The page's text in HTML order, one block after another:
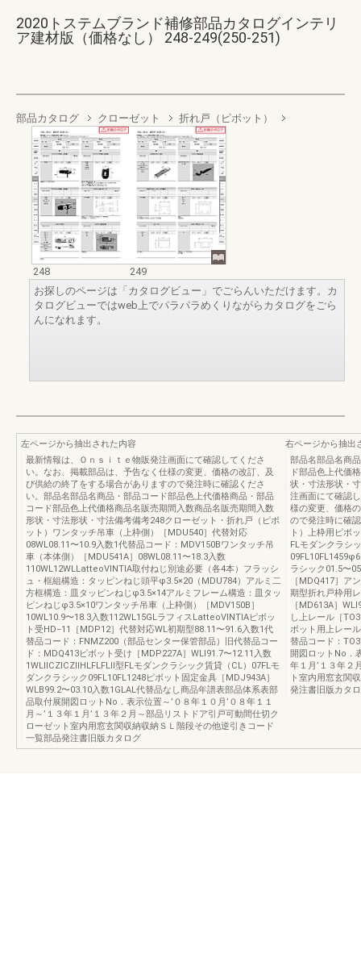
2020トステムブランド補修部品カタログインテリ
ア建材版（価格なし） 248-249(250-251)
部品カタログ クローゼット 折れ戸（ピボット）
248
249
お探しのページは「カタログビュー」でごらんいただけます。カ
タログビューではweb上でパラパラめくりながらカタログをごら
んになれます。
左ページから抽出された内容
最新情報は、Ｏｎｓｉｔｅ物販発注画面にて確認してくださ
い。なお、掲載部品は、予告なく仕様の変更、価格の改訂、及
び供給の終了をする場合がありますので発注時に確認くださ
い。部品名部品名商品・部品コード部品色上代価格商品・部品
コード部品色上代価格商品名販売期間入数商品名販売期間入数
形状・寸法形状・寸法備考備考248クローゼット・折れ戸（ピボ
ット）ワンタッチ吊車（上枠側）［MDU540］代替対応
08WL08.11〜10.9入数1代替品コード：MDV150Bワンタッチ吊
車（本体側）［MDU541A］08WL08.11〜18.3入数
110WL12WLLatteoVINTIA取付ねじ別途必要（各4本）フラッシ
ュ・框組構造：タッピンねじ頭平φ3.5×20（MDU784）アルミ二
方框構造：皿タッピンねじφ3.5×14アルミフレーム構造：皿タッ
ピンねじφ3.5×10ワンタッチ吊車（上枠側）［MDV150B］
10WL10.9〜18.3入数112WL15GLラフィスLatteoVINTIAピボッ
ト受HD−11［MDP12］代替対応WL初期型88.11〜91.6入数1代
替品コード：FNMZ200（部品センター保管部品）旧代替品コー
ド：MDQ413ピボット受け［MDP227A］WLⅠ91.7〜12.11入数
1WLⅡCZⅠCZⅡHLFLFLⅡ型FLモダンクラシック賃貸（CL）07FLモ
ダンクラシック09FL10FL1248ピボット固定金具［MDJ943A］
WLB99.2〜03.10入数1GLAL代替品なし商品年譜表部品体系表部
品取付展開図ロットNo．表示位置～’０８年１０月’０８年１１
月～’１３年１月’１３年２月～部品リストドア引戸可動間仕切ク
ローゼット室内用窓玄関収納収納ＳＬ階段その他逆引きコード
一覧部品発注書旧版カタログ
右ページから抽出
部品名部品名商
ド部品色上代価
状・寸法形状・
注画面にて確認
様の変更、価格
ので発注時に確
ト）上枠用ピボ
FLモダンクラシ
ラシック01.5〜
［MDQ417］ア
期型折れ戸枠用
［MD613A］
し上レール［
ボット用上レー
替品コード：
開図ロットNo．
年１月’１３年２
ト室内用窓玄関
発注書旧版カタ